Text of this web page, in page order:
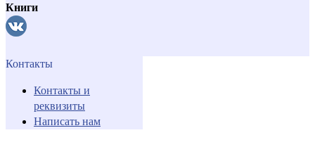
Книги
Контакты
Контакты и
реквизиты
Написать нам